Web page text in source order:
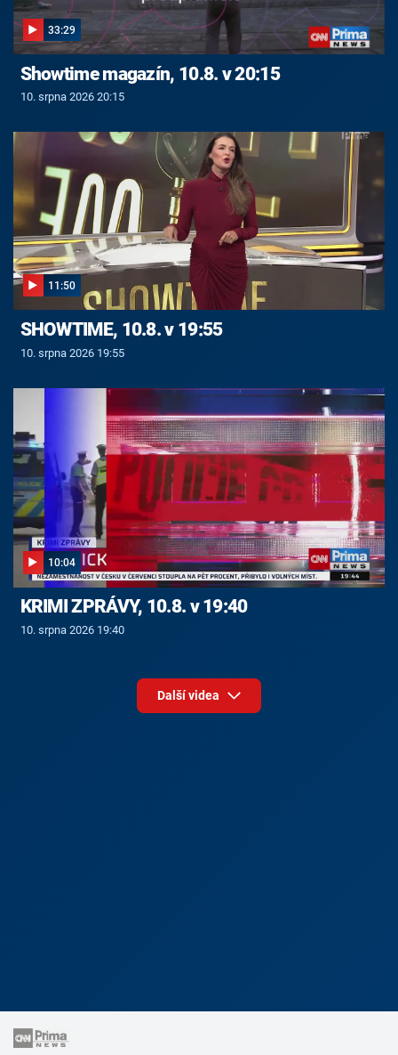
33:29
Showtime magazín, 10.8. v 20:15
10. srpna 2026 20:15
11:50
SHOWTIME, 10.8. v 19:55
10. srpna 2026 19:55
10:04
KRIMI ZPRÁVY, 10.8. v 19:40
10. srpna 2026 19:40
Další videa